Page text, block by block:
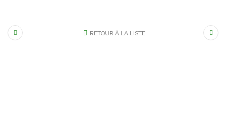
RETOUR À LA LISTE